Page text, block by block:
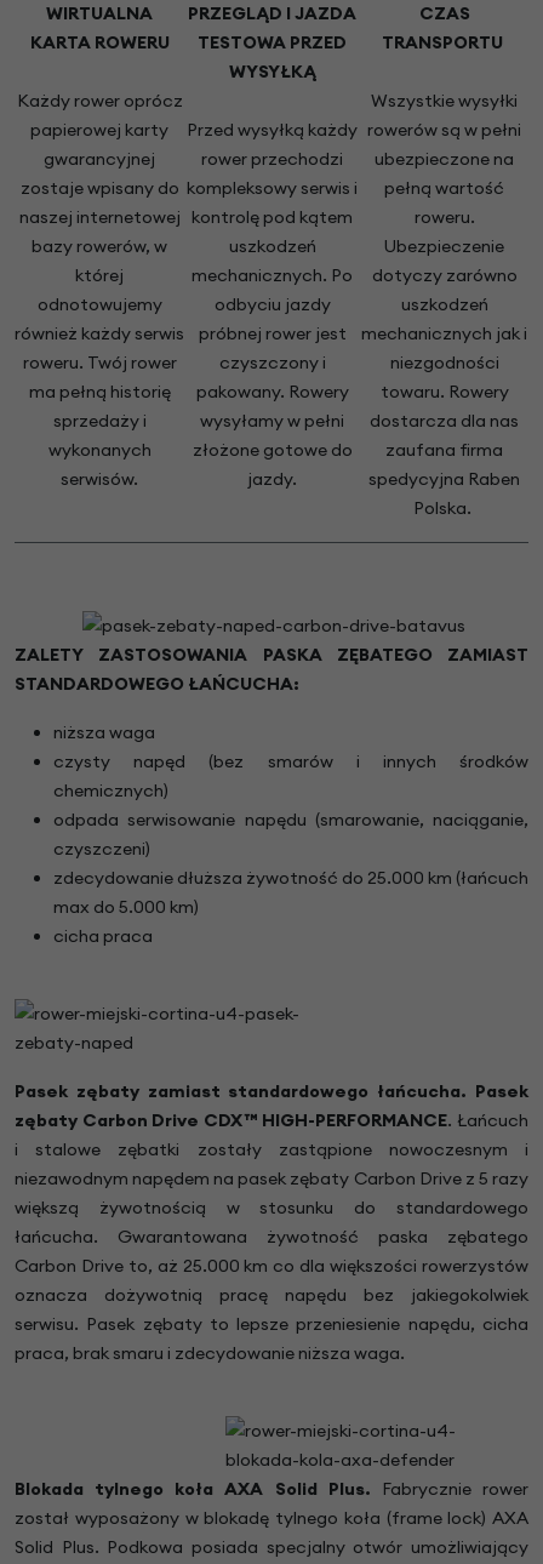
WIRTUALNA
KARTA ROWERU
Każdy rower oprócz
papierowej karty
gwarancyjnej
zostaje wpisany do
naszej internetowej
bazy rowerów, w
której
odnotowujemy
również każdy serwis
roweru. Twój rower
ma pełną historię
sprzedaży i
wykonanych
serwisów.
PRZEGLĄD I JAZDA
TESTOWA PRZED
WYSYŁKĄ
Przed wysyłką każdy
rower przechodzi
kompleksowy serwis i
kontrolę pod kątem
uszkodzeń
mechanicznych. Po
odbyciu jazdy
próbnej rower jest
czyszczony i
pakowany. Rowery
wysyłamy w pełni
złożone gotowe do
jazdy.
CZAS
TRANSPORTU
Wszystkie wysyłki
rowerów są w pełni
ubezpieczone na
pełną wartość
roweru.
Ubezpieczenie
dotyczy zarówno
uszkodzeń
mechanicznych jak i
niezgodności
towaru. Rowery
dostarcza dla nas
zaufana firma
spedycyjna Raben
Polska.
ZALETY ZASTOSOWANIA PASKA ZĘBATEGO ZAMIAST
STANDARDOWEGO ŁAŃCUCHA:
niższa waga
czysty napęd (bez smarów i innych środków
chemicznych)
odpada serwisowanie napędu (smarowanie, naciąganie,
czyszczeni)
zdecydowanie dłuższa żywotność do 25.000 km (łańcuch
max do 5.000 km)
cicha praca
Pasek zębaty zamiast standardowego łańcucha. Pasek
zębaty Carbon Drive CDX™ HIGH-PERFORMANCE. Łańcuch
i stalowe zębatki zostały zastąpione nowoczesnym i
niezawodnym napędem na pasek zębaty Carbon Drive z 5 razy
większą żywotnością w stosunku do standardowego
łańcucha. Gwarantowana żywotność paska zębatego
Carbon Drive to, aż 25.000 km co dla większości rowerzystów
oznacza dożywotnią pracę napędu bez jakiegokolwiek
serwisu. Pasek zębaty to lepsze przeniesienie napędu, cicha
praca, brak smaru i zdecydowanie niższa waga.
Blokada tylnego koła AXA Solid Plus. Fabrycznie rower
został wyposażony w blokadę tylnego koła (frame lock) AXA
Solid Plus. Podkowa posiada specjalny otwór umożliwiający